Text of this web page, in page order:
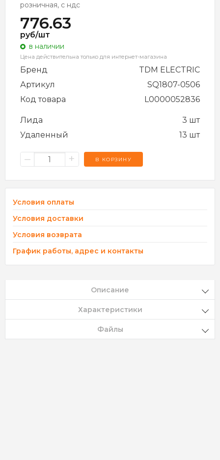
розничная, с ндс
776.63
руб/шт
в наличии
Цена действительна только для интернет-магазина
Бренд
TDM ELECTRIC
Артикул
SQ1807-0506
Код товара
L0000052836
Лида
3 шт
Удаленный
13 шт
– + В КОРЗИНУ
Условия оплаты
Условия доставки
Условия возврата
График работы, адрес и контакты
Описание
Характеристики
Файлы